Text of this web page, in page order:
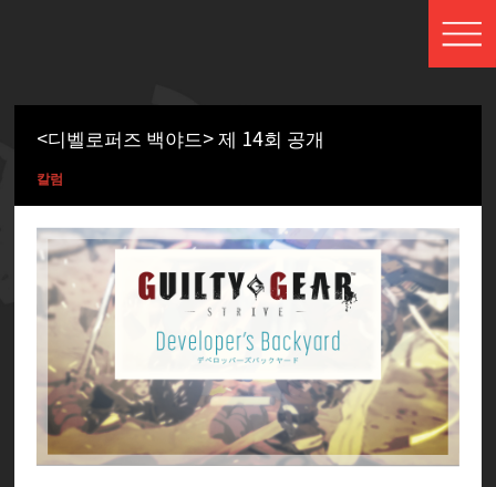
<디벨로퍼즈 백야드> 제 14회 공개
칼럼